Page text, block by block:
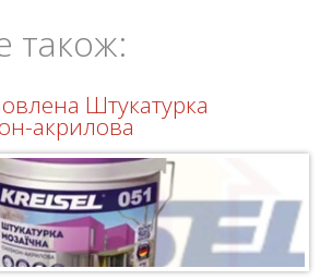
також:
Штукатурка
акрилова